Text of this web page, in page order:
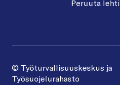
Peruuta lehti
© Työturvallisuuskeskus ja
Työsuojelurahasto